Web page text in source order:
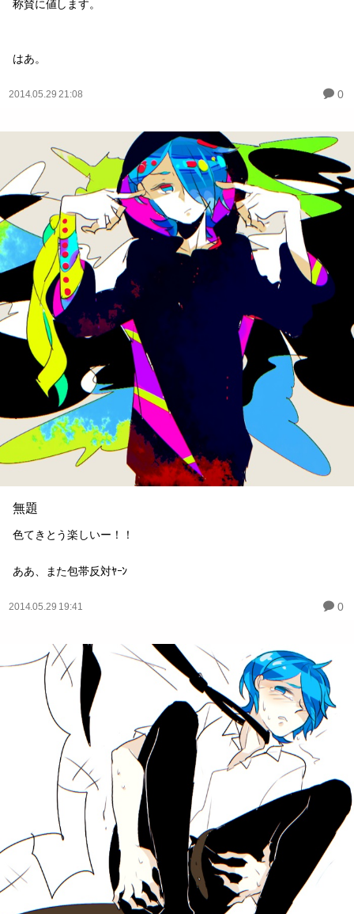
称賛に値します。
はあ。
2014.05.29 21:08 0
無題
色てきとう楽しいー！！
ああ、また包帯反対ﾔｰﾝ
2014.05.29 19:41 0